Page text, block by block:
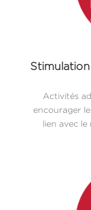
Activités
encourager
lien avec le